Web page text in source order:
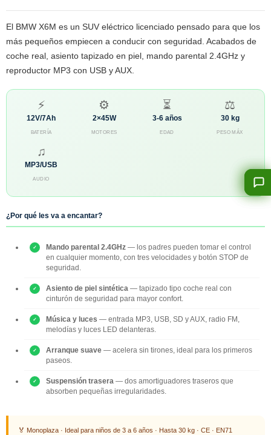
El BMW X6M es un SUV eléctrico licenciado pensado para que los
más pequeños empiecen a conducir con seguridad. Acabados de
coche real, asiento tapizado en piel, mando parental 2.4GHz y
reproductor MP3 con USB y AUX.
⚡
12V/7Ah
BATERÍA
⚙
2×45W
MOTORES
⏳
3-6 años
EDAD
⚖
30 kg
PESO MÁX
♫
MP3/USB
AUDIO
¿Por qué les va a encantar?
Mando parental 2.4GHz — los padres pueden tomar el control
en cualquier momento, con tres velocidades y botón STOP de
seguridad.
Asiento de piel sintética — tapizado tipo coche real con
cinturón de seguridad para mayor confort.
Música y luces — entrada MP3, USB, SD y AUX, radio FM,
melodías y luces LED delanteras.
Arranque suave — acelera sin tirones, ideal para los primeros
paseos.
Suspensión trasera — dos amortiguadores traseros que
absorben pequeñas irregularidades.
🏅 Monoplaza · Ideal para niños de 3 a 6 años · Hasta 30 kg · CE · EN71